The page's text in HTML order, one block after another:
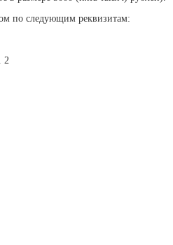
по следующим реквизитам:
2